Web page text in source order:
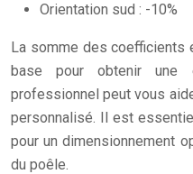
Orientation sud : -10%
La somme des coefficients
base pour obtenir une
professionnel peut vous
personnalisé. Il est
pour un dimensionnement
du poêle.